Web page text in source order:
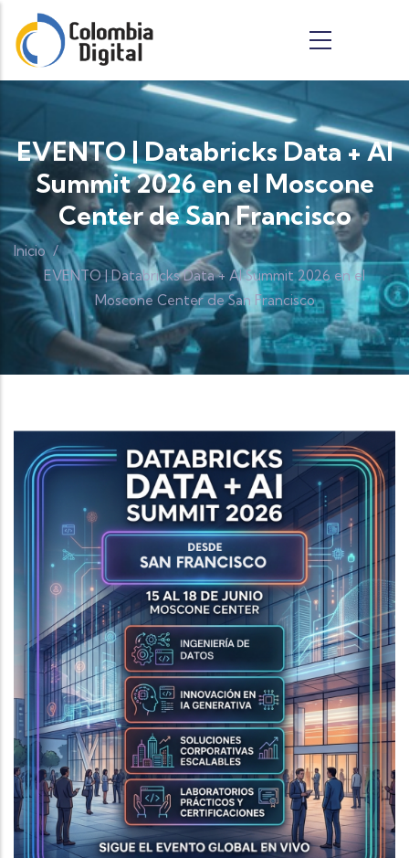
Pasar al contenido principal
EVENTO | Databricks Data + AI
Summit 2026 en el Moscone
Center de San Francisco
Inicio /
EVENTO | Databricks Data + AI Summit 2026 en el
Moscone Center de San Francisco